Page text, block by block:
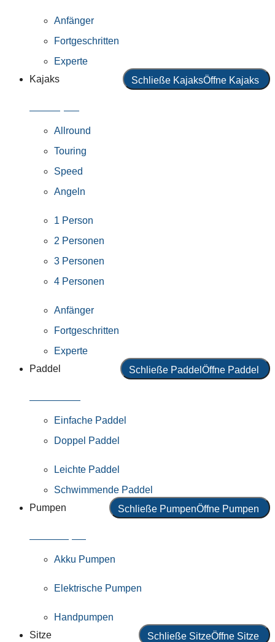
Anfänger
Fortgeschritten
Experte
Kajaks
Schließe KajaksÖffne Kajaks
Allround
Touring
Speed
Angeln
1 Person
2 Personen
3 Personen
4 Personen
Anfänger
Fortgeschritten
Experte
Paddel
Schließe Paddel Öffne Paddel
Einfache Paddel
Doppel Paddel
Leichte Paddel
Schwimmende Paddel
Pumpen
Schließe PumpenÖffne Pumpen
Akku Pumpen
Elektrische Pumpen
Handpumpen
Sitze
Schließe SitzeÖffne Sitze